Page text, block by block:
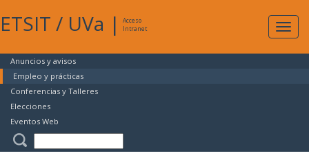
ETSIT / UVa |
Acceso
Intranet
Anuncios y avisos
Empleo y prácticas
Conferencias y Talleres
Elecciones
Eventos Web